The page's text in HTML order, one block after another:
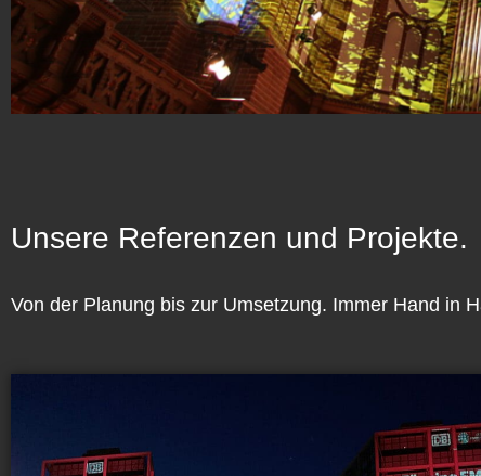
Unsere Referenzen und Projekte.
Von der Planung bis zur Umsetzung. Immer Hand in